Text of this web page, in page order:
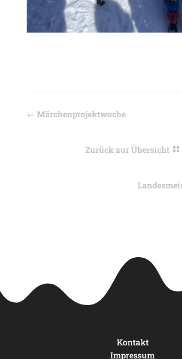
← Märchenprojektwoche
Zurück zur Übersicht
Kontakt
Impressum